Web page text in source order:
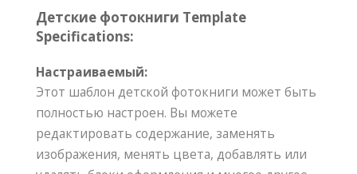
Детские фотокниги Template
Specifications:
Настраиваемый:
Этот шаблон детской фотокниги может быть
полностью настроен. Вы можете
редактировать содержание, заменять
изображения, менять цвета, добавлять или